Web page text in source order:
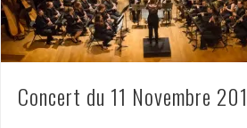
Concert du 11 Novembre